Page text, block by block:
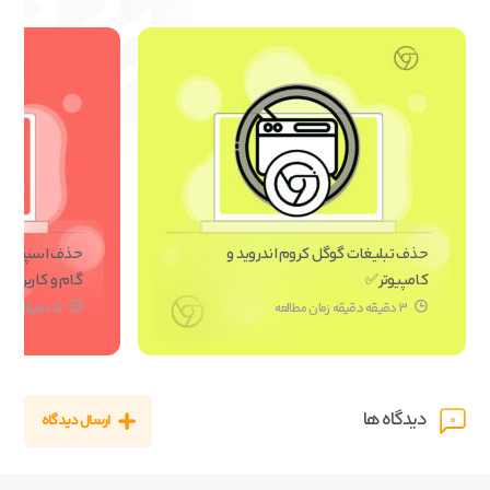
حذف تبلیغات گوگل کروم اندروید و
کامپیوتر✅
3 دقیقه دقیقه زمان مطالعه
حذف اسپم از
گام و کاربردی]
5 دقیقه دقیقه زمان مطالعه
0 دیدگاه ها ارسال دیدگاه